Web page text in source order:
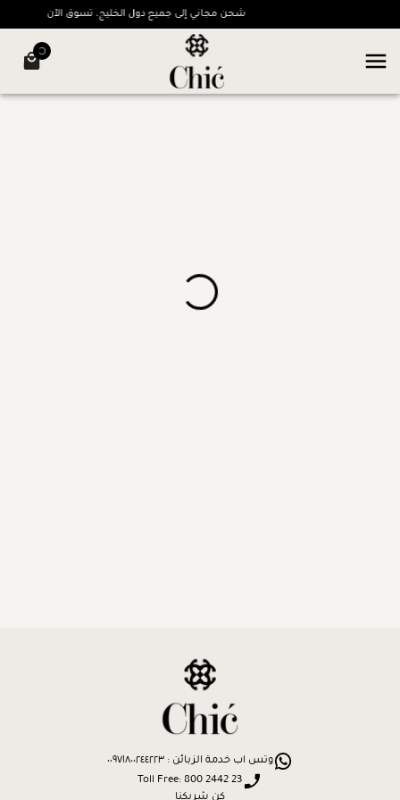
شحن مجاني إلى جميع دول الخليج، تسوق الآن
وتس اب خدمة الزبائن : ٠٠٩٧١٨٠٠٢٤٤٢٢٣
Toll Free: 800 2442 23